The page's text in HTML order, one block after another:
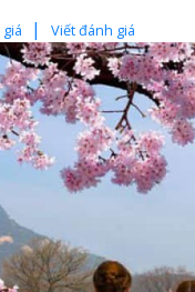
Viết đánh giá